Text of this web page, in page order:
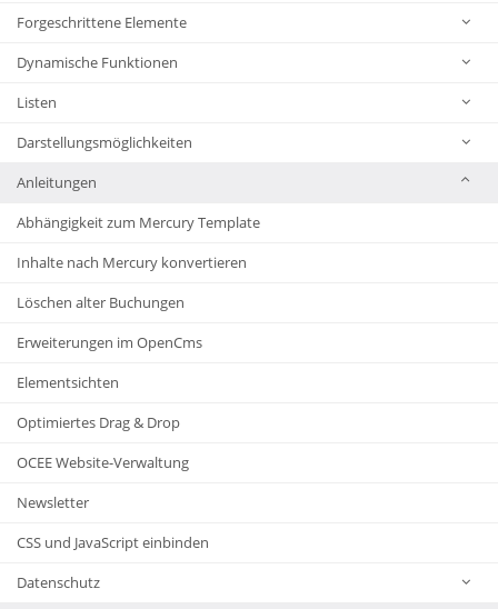
Forgeschrittene Elemente
Dynamische Funktionen
Listen
Darstellungsmöglichkeiten
Anleitungen
Abhängigkeit zum Mercury Template
Inhalte nach Mercury konvertieren
Löschen alter Buchungen
Erweiterungen im OpenCms
Elementsichten
Optimiertes Drag & Drop
OCEE Website-Verwaltung
Newsletter
CSS und JavaScript einbinden
Datenschutz